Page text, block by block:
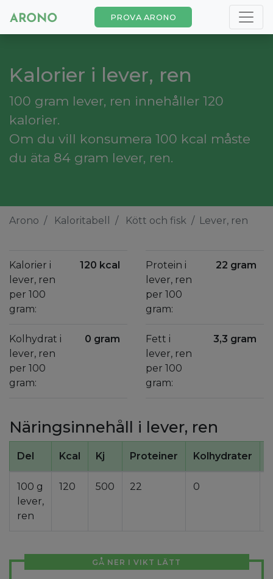
PROVA ARONO
Kalorier i lever, ren
100 gram lever, ren innehåller 120
kalorier.
Om du vill konsumera 100 kcal måste
du äta 84 gram lever, ren.
Arono Kaloritabell Kött och fisk Lever, ren
Kalorier i
lever, ren
per 100
gram:
120 kcal
Kolhydrat i
lever, ren
per 100
gram:
0 gram
Protein i
lever, ren
per 100
gram:
22 gram
Fett i
lever, ren
per 100
gram:
3,3 gram
Näringsinnehåll i lever, ren
Del Kcal Kj Proteiner Kolhydrater
100 g
lever,
ren
120 500 22 0
GÅ NER I VIKT LÄTT